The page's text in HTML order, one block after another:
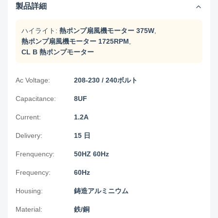
製品詳細
ハイライト: 熱ポンプ扇風機モーター 375W
熱ポンプ扇風機モーター 1725RPM
CL B 熱ポンプモーター
Ac Voltage: 208-230 / 240ボルト
Capacitance: 8UF
Current: 1.2A
Delivery: 15 日
Frenquency: 50HZ 60Hz
Frequency: 60Hz
Housing: 鋳造アルミニウム
Material: 鉄/銅